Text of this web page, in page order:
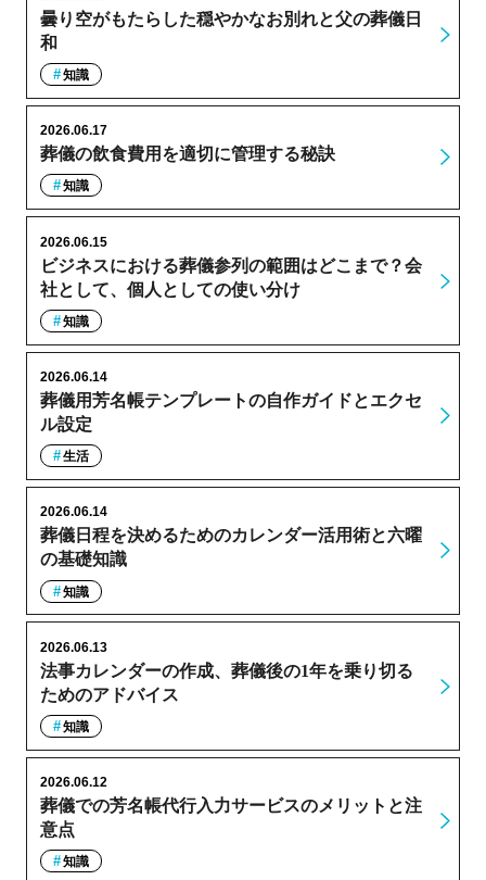
曇り空がもたらした穏やかなお別れと父の葬儀日
和
知識
葬儀の飲食費用を適切に管理する秘訣
2026.06.17
知識
ビジネスにおける葬儀参列の範囲はどこまで？会
社として、個人としての使い分け
2026.06.15
知識
葬儀用芳名帳テンプレートの自作ガイドとエクセ
ル設定
2026.06.14
生活
葬儀日程を決めるためのカレンダー活用術と六曜
の基礎知識
2026.06.14
知識
法事カレンダーの作成、葬儀後の1年を乗り切る
ためのアドバイス
2026.06.13
知識
葬儀での芳名帳代行入力サービスのメリットと注
意点
2026.06.12
知識